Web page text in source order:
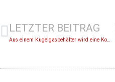
LETZTER BEITRAG
Aus einem Kugelgasbehälter wird eine Kombination aus Sternwarte und Planetarium.